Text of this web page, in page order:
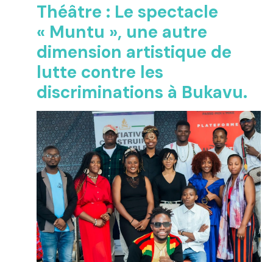
Théâtre : Le spectacle
« Muntu », une autre
dimension artistique de
lutte contre les
discriminations à Bukavu.